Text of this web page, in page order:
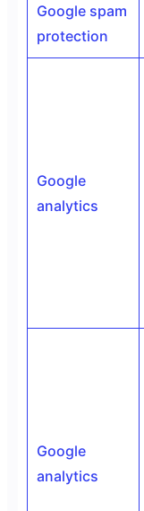
Google spam
protection
Google
analytics
Google
analytics